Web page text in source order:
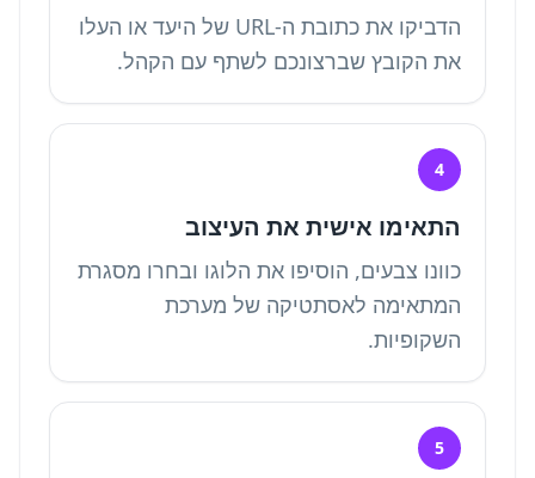
הדביקו את כתובת ה-URL של היעד או העלו
את הקובץ שברצונכם לשתף עם הקהל.
4
התאימו אישית את העיצוב
כוונו צבעים, הוסיפו את הלוגו ובחרו מסגרת
המתאימה לאסתטיקה של מערכת
השקופיות.
5